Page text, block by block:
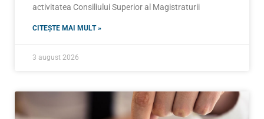
activitatea Consiliului Superior al Magistraturii
CITEȘTE MAI MULT »
3 august 2026